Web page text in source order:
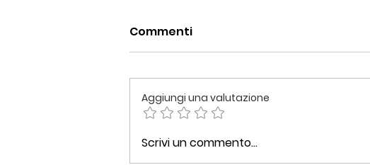
Voglia di #comfortfood,
tagliatelle integrali con
Commenti
Aggiungi una valutazione
Scrivi un commento...